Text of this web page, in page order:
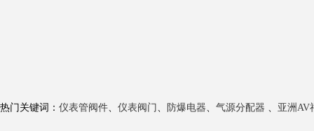
热门关键词： 仪表管阀件、 仪表阀门 、 防爆电器、 气源分配器 、 亚洲AV